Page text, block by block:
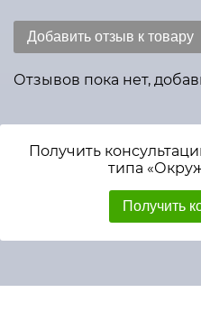
Добавить отзыв к товару
Отзывов пока нет,
Получить
типа
Получить